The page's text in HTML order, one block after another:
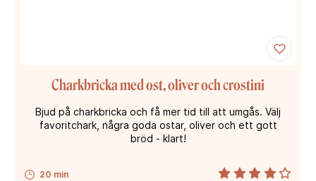
20 min
Charkbricka med ost, oliver och crostini
Bjud på charkbricka och få mer tid till att umgås. Välj
favoritchark, några goda ostar, oliver och ett gott
bröd - klart!